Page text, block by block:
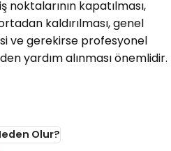
noktalarının kapatılması,
kaldırılması, genel
ve gerekirse profesyonel
yardım alınması önemlidir.
Olur?